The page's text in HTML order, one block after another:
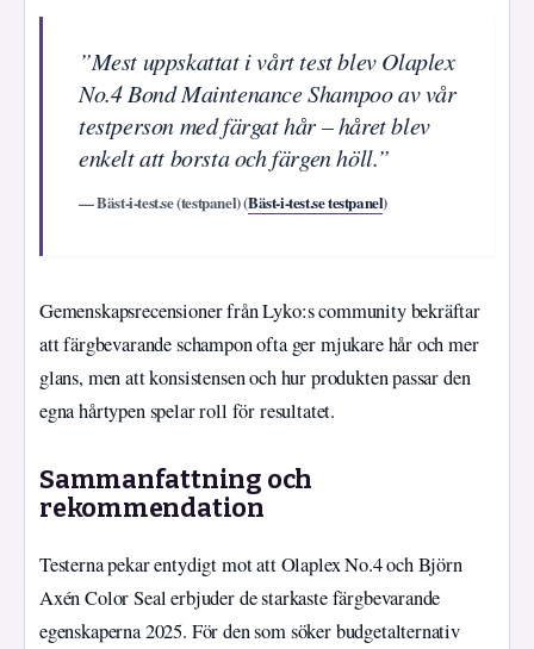
”Mest uppskattat i vårt test blev Olaplex
No.4 Bond Maintenance Shampoo av vår
testperson med färgat hår – håret blev
enkelt att borsta och färgen höll.”
— Bäst-i-test.se (testpanel) (Bäst-i-test.se testpanel)
Gemenskapsrecensioner från Lyko:s community bekräftar
att färgbevarande schampon ofta ger mjukare hår och mer
glans, men att konsistensen och hur produkten passar den
egna hårtypen spelar roll för resultatet.
Sammanfattning och
rekommendation
Testerna pekar entydigt mot att Olaplex No.4 och Björn
Axén Color Seal erbjuder de starkaste färgbevarande
egenskaperna 2025. För den som söker budgetalternativ